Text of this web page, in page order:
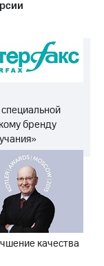
бренду
качества